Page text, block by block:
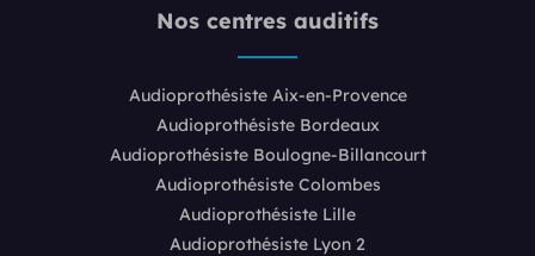
Nos centres auditifs
Audioprothésiste Aix-en-Provence
Audioprothésiste Bordeaux
Audioprothésiste Boulogne-Billancourt
Audioprothésiste Colombes
Audioprothésiste Lille
Audioprothésiste Lyon 2